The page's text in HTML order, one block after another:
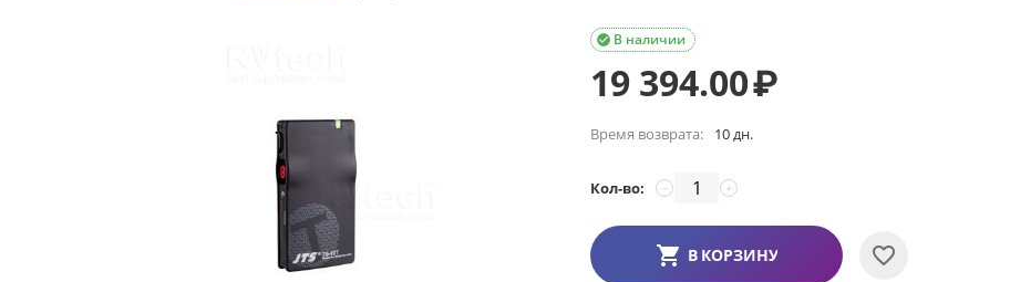
В наличии

19 394.00₽
Время возврата: 10 дн.
Кол-во: +
−
В КОРЗИНУ